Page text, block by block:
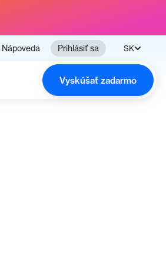
Nápoveda Prihlásiť sa SK
Vyskúšať zadarmo